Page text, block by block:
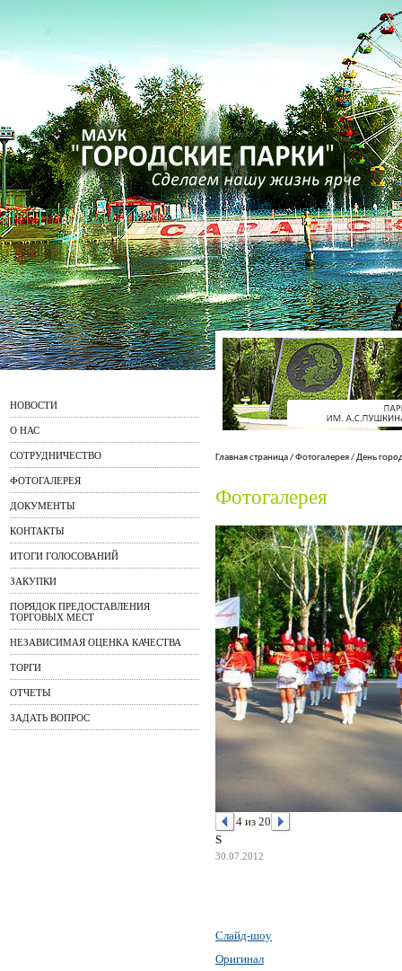
НОВОСТИ
О НАС
СОТРУДНИЧЕСТВО
ФОТОГАЛЕРЕЯ
ДОКУМЕНТЫ
КОНТАКТЫ
ИТОГИ ГОЛОСОВАНИЙ
ЗАКУПКИ
ПОРЯДОК ПРЕДОСТАВЛЕНИЯ
ТОРГОВЫХ МЕСТ
НЕЗАВИСИМАЯ ОЦЕНКА КАЧЕСТВА
ТОРГИ
ОТЧЕТЫ
ЗАДАТЬ ВОПРОС
Главная страница/Фотогалерея/День
Фотогалерея
4 из 20
S
30.07.2012
Слайд-шоу
Оригинал